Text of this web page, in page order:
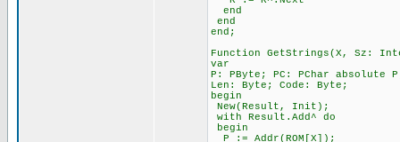
end
end
end;
Function GetStrings(X, Sz:
var
P: PByte; PC: PChar absolute
Len: Byte; Code: Byte;
begin
New(Result, Init);
with Result.Add^ do
begin
P := Addr(ROM[X]);